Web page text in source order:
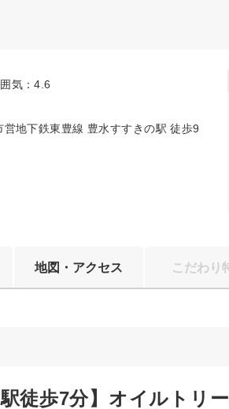
気：4.6
地下鉄東豊線 豊水すすきの駅 徒歩9
地図・アクセス こだわり
駅徒歩7分】オイルトリ